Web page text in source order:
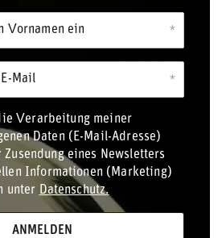
Vornamen ein
Mail
Verarbeitung meiner
Daten (E-Mail-Adresse)
Zusendung eines Newsletters
Informationen (Marketing)
unter Datenschutz.
ANMELDEN